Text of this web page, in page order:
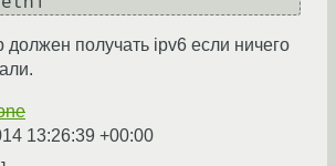
должен получать ipv6 если ничего
13:26:39 +00:00